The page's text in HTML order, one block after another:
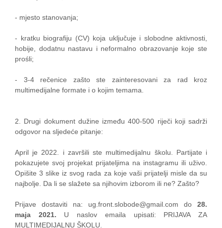
- mjesto stanovanja;
- kratku biografiju (CV) koja uključuje i slobodne aktivnosti,
hobije, dodatnu nastavu i neformalno obrazovanje koje ste
prośli;
- 3-4 rečenice zašto ste zainteresovani za rad kroz
multimedijalne formate i o kojim temama.
2. Drugi dokument dužine između 400-500 riječi koji sadrži
odgovor na sljedeće pitanje:
April je 2022. i završili ste multimedijalnu školu. Partijate i
pokazujete svoj projekat prijateljima na instagramu ili uživo.
Opišite 3 slike iz svog rada za koje vaši prijatelji misle da su
najbolje. Da li se slažete sa njihovim izborom ili ne? Zašto?
Prijave dostaviti na: ug.front.slobode@gmail.com do 28.
maja 2021. U naslov emaila upisati: PRIJAVA ZA
MULTIMEDIJALNU ŠKOLU.